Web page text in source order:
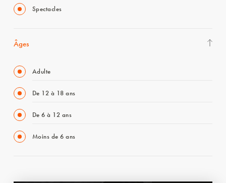
Spectacles
Âges
Adulte
De 12 à 18 ans
De 6 à 12 ans
Moins de 6 ans